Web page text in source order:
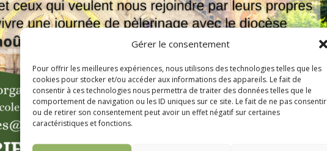
Gérer le consentement
Pour offrir les meilleures expériences, nous utilisons des technologies telles que les
cookies pour stocker et/ou accéder aux informations des appareils. Le fait de
consentir à ces technologies nous permettra de traiter des données telles que le
comportement de navigation ou les ID uniques sur ce site. Le fait de ne pas consentir
ou de retirer son consentement peut avoir un effet négatif sur certaines
caractéristiques et fonctions.